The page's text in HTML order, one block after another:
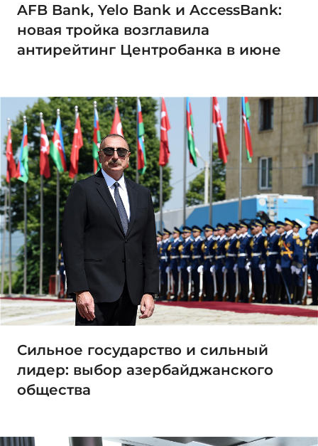
AFB Bank, Yelo Bank и AccessBank:
новая тройка возглавила
антирейтинг Центробанка в июне
Сильное государство и сильный
лидер: выбор азербайджанского
общества